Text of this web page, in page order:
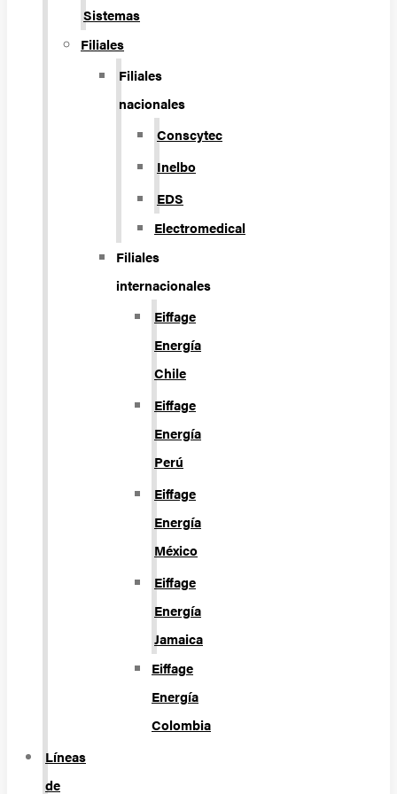
Sistemas
Filiales
Filiales
nacionales
Conscytec
Inelbo
EDS
Electromedical
Filiales
internacionales
Eiffage
Energía
Chile
Eiffage
Energía
Perú
Eiffage
Energía
México
Eiffage
Energía
Jamaica
Eiffage
Energía
Colombia
Líneas
de